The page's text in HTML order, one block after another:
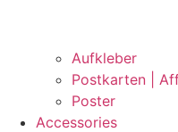
Aufkleber
Postkarten |
Poster
Accessories